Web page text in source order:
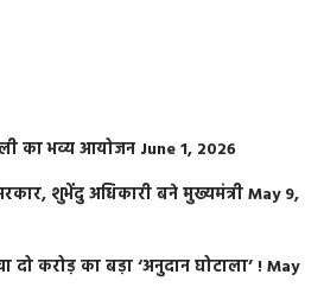
का भव्य आयोजन June 1, 2026
शुभेंदु अधिकारी बने मुख्यमंत्रीMay 9,
दो करोड़ का बड़ा ‘अनुदान घोटाला’ !May